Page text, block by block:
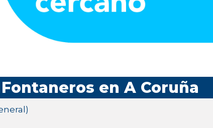
en A Coruña